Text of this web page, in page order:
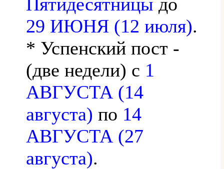
29 ИЮНЯ (12 июля).
* Успенский пост -
(две недели) с 1
АВГУСТА (14
августа) по 14
АВГУСТА (27
августа).